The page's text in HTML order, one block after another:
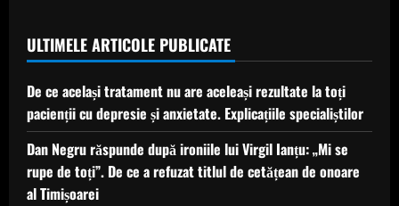
ULTIMELE ARTICOLE PUBLICATE
De ce același tratament nu are aceleași rezultate la toți
pacienții cu depresie și anxietate. Explicațiile specialiștilor
Dan Negru răspunde după ironiile lui Virgil Ianțu: „Mi se
rupe de toți”. De ce a refuzat titlul de cetățean de onoare
al Timișoarei